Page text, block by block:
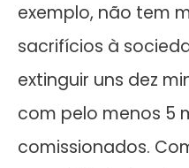
exemplo, não tem
sacrifícios à
extinguir uns dez
com pelo menos 5
comissionados.